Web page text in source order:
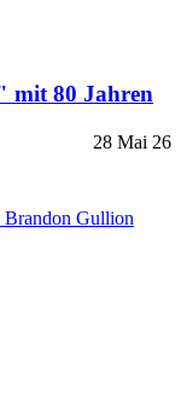
mit 80 Jahren
28 Mai 26